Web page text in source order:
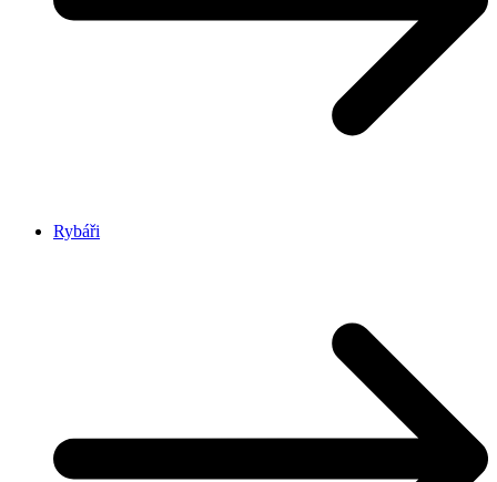
Rybáři